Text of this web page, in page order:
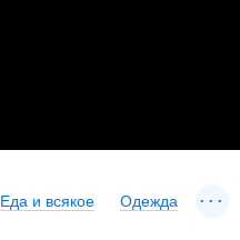
Еда и всякое Одежда ...